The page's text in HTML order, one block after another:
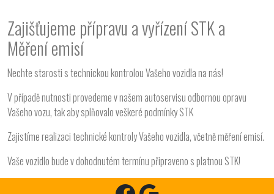
Zajišťujeme přípravu a vyřízení STK a
Měření emisí
Nechte starosti s technickou kontrolou Vašeho vozidla na nás!
V případě nutnosti provedeme v našem autoservisu odbornou opravu
Vašeho vozu, tak aby splňovalo veškeré podmínky STK
Zajistíme realizaci technické kontroly Vašeho vozidla, včetně měření emisí.
Vaše vozidlo bude v dohodnutém termínu připraveno s platnou STK!